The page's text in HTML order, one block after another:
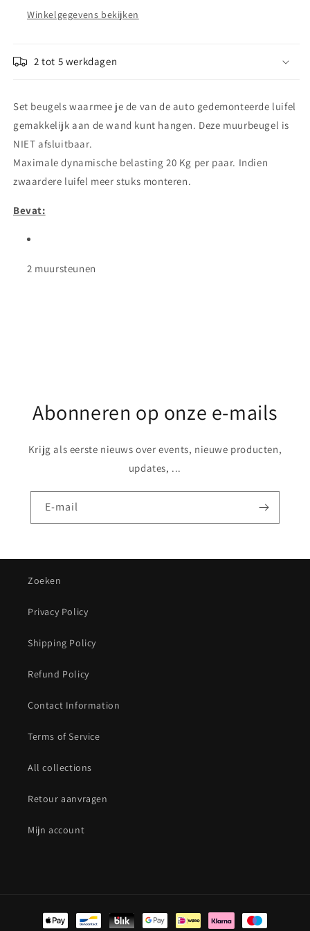
Winkelgegevens bekijken
2 tot 5 werkdagen
Set beugels waarmee je de van de auto gedemonteerde luifel
gemakkelijk aan de wand kunt hangen. Deze muurbeugel is
NIET afsluitbaar.
Maximale dynamische belasting 20 Kg per paar. Indien
zwaardere luifel meer stuks monteren.
Bevat:
2 muursteunen
Abonneren op onze e-mails
Krijg als eerste nieuws over events, nieuwe producten,
updates, ...
E‑mail
Zoeken
Privacy Policy
Shipping Policy
Refund Policy
Contact Information
Terms of Service
All collections
Retour aanvragen
Mijn account
Betaalmethoden